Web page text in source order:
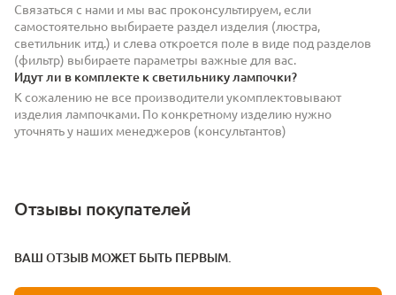
Связаться с нами и мы вас проконсультируем, если
самостоятельно выбираете раздел изделия (люстра,
светильник итд.) и слева откроется поле в виде под разделов
(фильтр) выбираете параметры важные для вас.
Идут ли в комплекте к светильнику лампочки?
К сожалению не все производители укомплектовывают
изделия лампочками. По конкретному изделию нужно
уточнять у наших менеджеров (консультантов)
Отзывы покупателей
ВАШ ОТЗЫВ МОЖЕТ БЫТЬ ПЕРВЫМ.